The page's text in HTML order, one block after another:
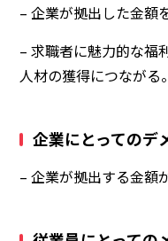
– 企業が拠出した金額
– 求職者に魅力的な福
人材の獲得につながる。
企業にとってのデ
– 企業が拠出する金額